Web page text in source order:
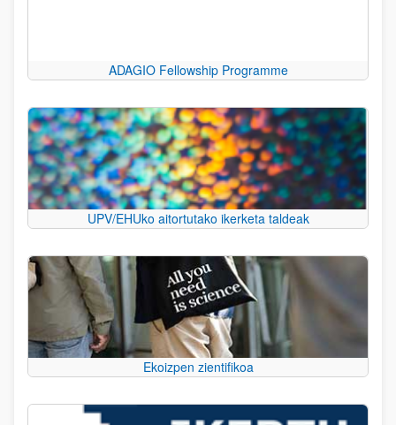
ADAGIO Fellowship Programme
UPV/EHUko aitortutako ikerketa taldeak
Ekoizpen zientifikoa